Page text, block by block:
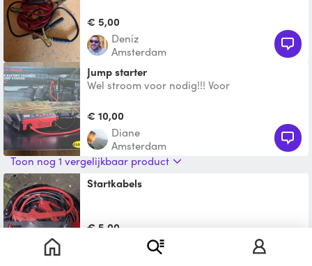
€ 5,00
Deniz
Amsterdam
Jump starter
Wel stroom voor nodig!!! Voor
een capaciteit van 12V of 6V en
€ 10,00
Diane
Amsterdam
Toon nog 1 vergelijkbaar product
Startkabels
€ 5,00
Raymond
Amsterdam